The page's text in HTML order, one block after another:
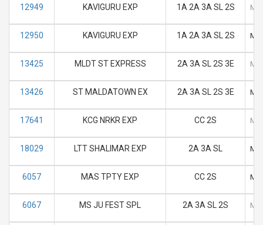
12949 KAVIGURU EXP 1A 2A 3A SL 2S M
12950 KAVIGURU EXP 1A 2A 3A SL 2S M
13425 MLDT ST EXPRESS 2A 3A SL 2S 3E M
13426 ST MALDATOWN EX 2A 3A SL 2S 3E M
17641 KCG NRKR EXP CC 2S M
18029 LTT SHALIMAR EXP 2A 3A SL M
6057 MAS TPTY EXP CC 2S M
6067 MS JU FEST SPL 2A 3A SL 2S M